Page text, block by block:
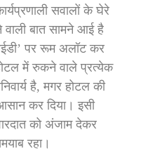
सवालों के घेरे
बात सामने आई है
पर रूम अलॉट कर
में रुकने वाले प्रत्येक
है, मगर होटल की
कर दिया। इसी
को अंजाम देकर
रहा।